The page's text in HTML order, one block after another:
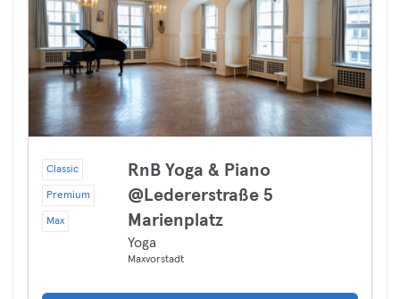
Classic
Premium
Max
RnB Yoga & Piano
@Ledererstraße 5
Marienplatz
Yoga
Maxvorstadt